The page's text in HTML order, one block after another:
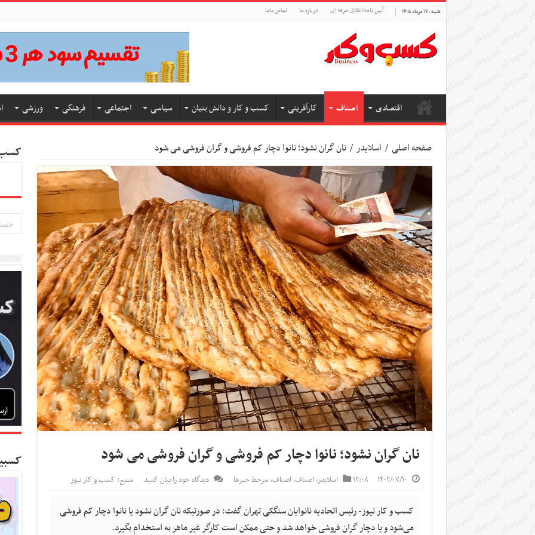
شنبه , ۱۷ مرداد ۱۴۰۵ آیین نامه اخلاق حرفه ای درباره ما تماس باما
اقتصادی اصناف کارآفرینی کسب و کار و دانش بنیان سیاسی اجتماعی فرهنگی ورزشی
صفحه اصلی / اسلایدر / نان گران نشود؛ نانوا دچار کم فروشی و گران فروشی می شود
نان گران نشود؛ نانوا دچار کم فروشی و گران فروشی می شود
۱۴۰۲/۰۷/۱۰ ۱۲:۰۸ اسلایدر,اصناف,اصناف,سرخط خبرها دیدگاه خود را بیان کنید منبع: کسب و کار نیوز
کسب و کار نیوز- رئیس اتحادیه نانوایان سنگکی تهران گفت: در صورتیکه نان گران نشود یا نانوا دچار کم فروشی
می‌شود و یا دچار گران فروشی خواهد شد و حتی ممکن است کارگر غیر ماهر به استخدام بگیرد.
کسب